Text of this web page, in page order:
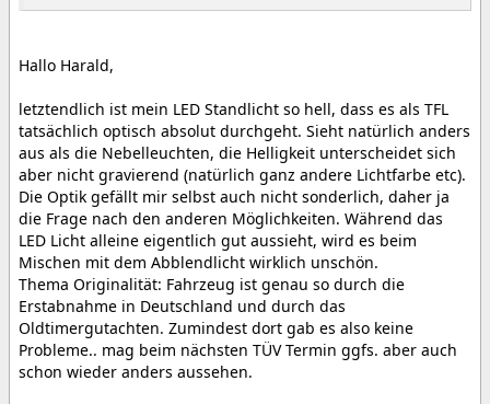
Hallo Harald,
letztendlich ist mein LED Standlicht so hell, dass es als TFL
tatsächlich optisch absolut durchgeht. Sieht natürlich anders
aus als die Nebelleuchten, die Helligkeit unterscheidet sich
aber nicht gravierend (natürlich ganz andere Lichtfarbe etc).
Die Optik gefällt mir selbst auch nicht sonderlich, daher ja
die Frage nach den anderen Möglichkeiten. Während das
LED Licht alleine eigentlich gut aussieht, wird es beim
Mischen mit dem Abblendlicht wirklich unschön.
Thema Originalität: Fahrzeug ist genau so durch die
Erstabnahme in Deutschland und durch das
Oldtimergutachten. Zumindest dort gab es also keine
Probleme.. mag beim nächsten TÜV Termin ggfs. aber auch
schon wieder anders aussehen.